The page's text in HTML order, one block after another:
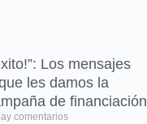
Los mensajes
les damos la
de financiación
comentarios